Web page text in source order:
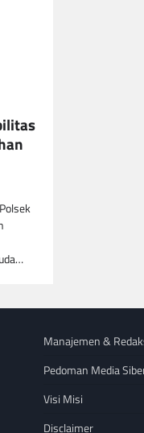
Manajemen &
Pedoman Media
Visi Misi
Disclaimer